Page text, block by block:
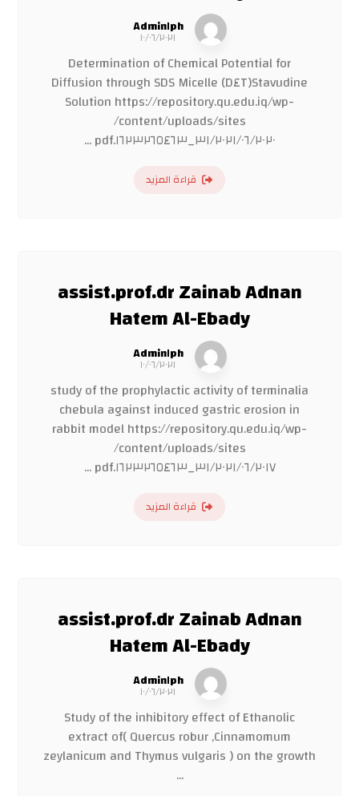
Admin١ph
١٠/٠٦/٢٠٢١
Determination of Chemical Potential for
Stavudine(D٤T) Diffusion through SDS Micelle
Solution https://repository.qu.edu.iq/wp-
content/uploads/sites/
٣١/٢٠٢١/٠٦/٢٠٢٠_١٦٢٣٢٦٥٤٦٣.pdf ...
قراءة المزيد
assist.prof.dr Zainab Adnan
Hatem Al-Ebady
Admin١ph
١٠/٠٦/٢٠٢١
study of the prophylactic activity of terminalia
chebula against induced gastric erosion in
rabbit model https://repository.qu.edu.iq/wp-
content/uploads/sites/
٣١/٢٠٢١/٠٦/٢٠١٧_١٦٢٣٢٦٥٤٦٣.pdf ...
قراءة المزيد
assist.prof.dr Zainab Adnan
Hatem Al-Ebady
Admin١ph
١٠/٠٦/٢٠٢١
Study of the inhibitory effect of Ethanolic
extract of( Quercus robur ,Cinnamomum
zeylanicum and Thymus vulgaris ) on the growth
...